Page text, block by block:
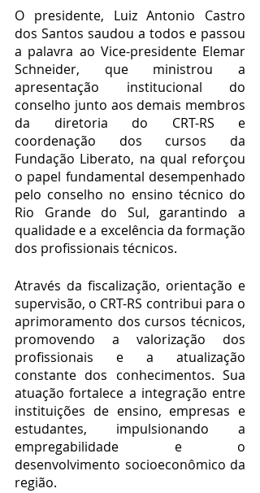
O presidente, Luiz Antonio Castro
dos Santos saudou a todos e passou
a palavra ao Vice-presidente Elemar
Schneider, que ministrou a
apresentação institucional do
conselho junto aos demais membros
da diretoria do CRT-RS e
coordenação dos cursos da
Fundação Liberato, na qual reforçou
o papel fundamental desempenhado
pelo conselho no ensino técnico do
Rio Grande do Sul, garantindo a
qualidade e a excelência da formação
dos profissionais técnicos.
Através da fiscalização, orientação e
supervisão, o CRT-RS contribui para o
aprimoramento dos cursos técnicos,
promovendo a valorização dos
profissionais e a atualização
constante dos conhecimentos. Sua
atuação fortalece a integração entre
instituições de ensino, empresas e
estudantes, impulsionando a
empregabilidade e o
desenvolvimento socioeconômico da
região.